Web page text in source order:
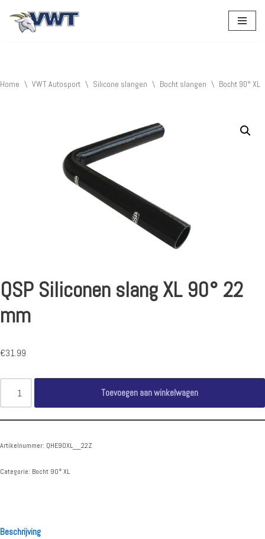
Home \ VWT Autosport \ Silicone slangen \ Bocht slangen \ Bocht 90° XL
QSP Siliconen slang XL 90° 22
mm
€31.99
Toevoegen aan winkelwagen
Artikelnummer: QHE90XL__22Z
Categorie: Bocht 90° XL
Beschrijving